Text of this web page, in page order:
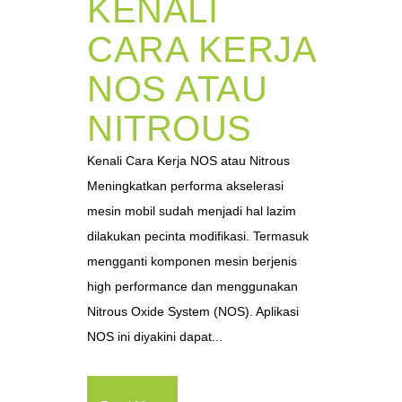
KENALI
CARA KERJA
NOS ATAU
NITROUS
Kenali Cara Kerja NOS atau Nitrous
Meningkatkan performa akselerasi
mesin mobil sudah menjadi hal lazim
dilakukan pecinta modifikasi. Termasuk
mengganti komponen mesin berjenis
high performance dan menggunakan
Nitrous Oxide System (NOS). Aplikasi
NOS ini diyakini dapat...